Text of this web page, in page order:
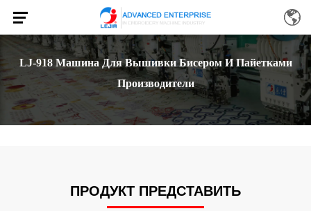
LJ-918 Машина Для Вышивки Бисером И Пайетками
Производители
ПРОДУКТ ПРЕДСТАВИТЬ